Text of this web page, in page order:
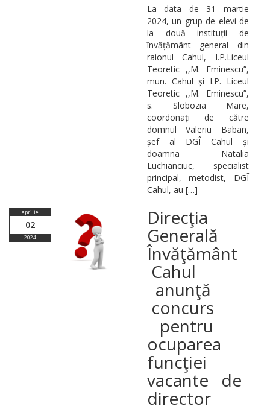
La data de 31 martie
2024, un grup de elevi de
la două instituții de
învățământ general din
raionul Cahul, I.P.Liceul
Teoretic ,,M. Eminescu”,
mun. Cahul și I.P. Liceul
Teoretic ,,M. Eminescu”,
s. Slobozia Mare,
coordonați de către
domnul Valeriu Baban,
șef al DGÎ Cahul și
doamna Natalia
Luchianciuc, specialist
principal, metodist, DGÎ
Cahul, au […]
aprilie
02
2024
Direcţia
Generală
Învăţământ
Cahul
anunţă
concurs
pentru
ocuparea
funcţiei
vacante de
director